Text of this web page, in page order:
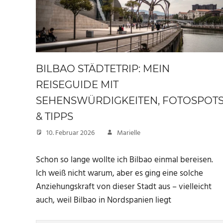
BILBAO STÄDTETRIP: MEIN
REISEGUIDE MIT
SEHENSWÜRDIGKEITEN,
& TIPPS
10. Februar 2026 Marielle
Schon so lange wollte ich Bilbao einmal bereisen.
Ich weiß nicht warum, aber es ging eine solche
Anziehungskraft von dieser Stadt aus – vielleicht
auch, weil Bilbao in Nordspanien liegt